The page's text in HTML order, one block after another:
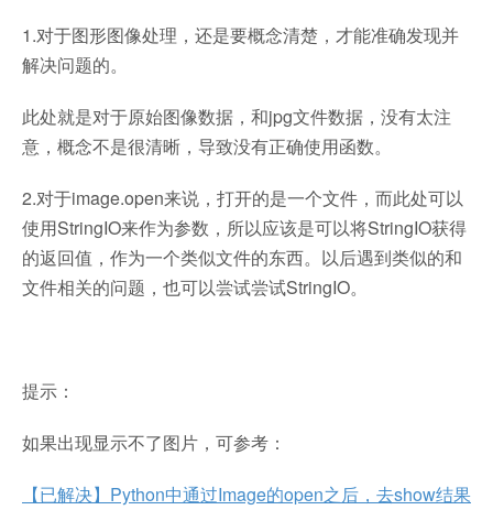
1.对于图形图像处理，还是要概念清楚，才能准确发现并
解决问题的。
此处就是对于原始图像数据，和jpg文件数据，没有太注
意，概念不是很清晰，导致没有正确使用函数。
2.对于image.open来说，打开的是一个文件，而此处可以
使用StringIO来作为参数，所以应该是可以将StringIO获得
的返回值，作为一个类似文件的东西。以后遇到类似的和
文件相关的问题，也可以尝试尝试StringIO。
提示：
如果出现显示不了图片，可参考：
【已解决】Python中通过Image的open之后，去show结果